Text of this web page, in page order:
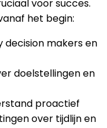
voor succes.
het begin:
makers en
doelstellingen en
proactief
over tijdlijn en